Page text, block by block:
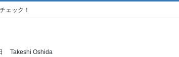
ェック！
Takeshi Oshida